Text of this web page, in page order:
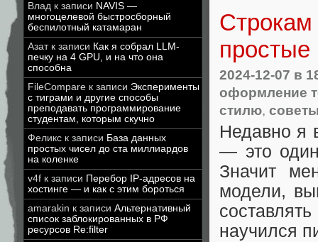
Влад к записи NAVIS —
многоцелевой быстросборный
беспилотный катамаран
Азатк записи Как я собрал LLM-
печку на 4 GPU, и на что она
способна
FileCompare к записи Эксперименты
с тиграми и другие способы
преподавать программирование
студентам, которым скучно
Феликс к записи База данных
простых чисел до ста миллиардов
на коленке
v4f к записи Перебор IP-адресов на
хостинге — и как с этим бороться
amarakin к записи Альтернативный
список заблокированных в РФ
ресурсов Re:filter
Строкам
2024-12-07 в
оформление
стилю,
Недавно я
— это один
Значит
модели,
научился